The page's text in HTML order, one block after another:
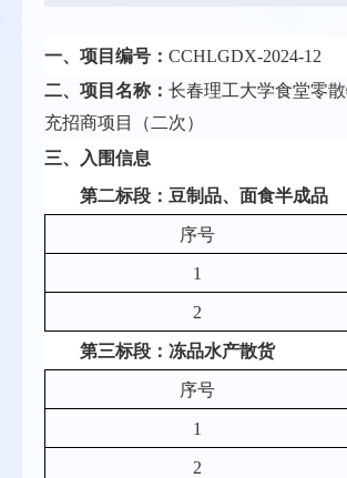
一、项目编号： CCHLGDX-2024-12
二、项目名称： 长春理工大学食堂零
充招商项目（二次）
三、
入围信息
第二标段：豆制品、面食半成品
序号
1
2
第三标段：冻品水产散货
序号
1
2